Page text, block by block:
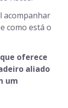
acompanhar
como está o
oferece
aliado
um